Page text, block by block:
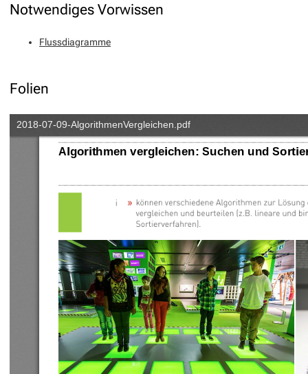
Notwendiges Vorwissen
Flussdiagramme
Folien